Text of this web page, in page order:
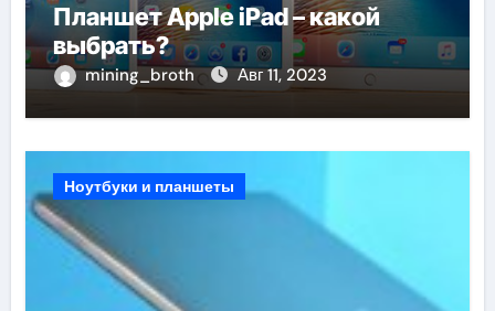
Планшет Apple iPad – какой
выбрать?
mining_broth Авг 11, 2023
Ноутбуки и планшеты